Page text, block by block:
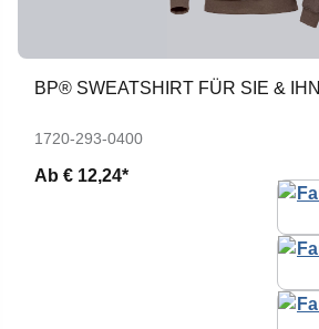
BP® SWEATSHIRT FÜR SIE & IHN
1720-293-0400
Ab € 12,24*